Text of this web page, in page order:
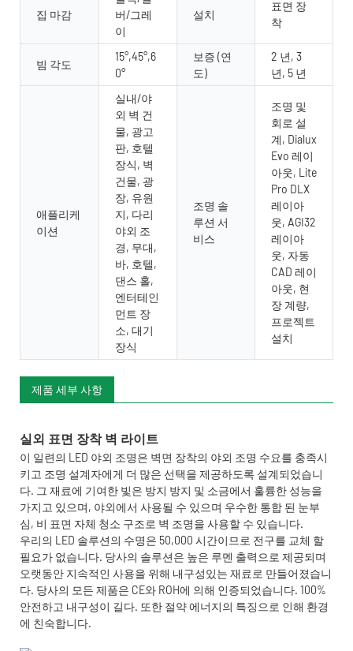
집 마감
버/그레
이
설치
표면 장
착
빔 각도
15°,45°,6
0°
보증 (연
도)
2 년, 3
년, 5 년
애플리케
이션
실내/야
외 벽 건
물, 광고
판, 호텔
장식, 벽
건물, 광
장, 유원
지, 다리
야외 조
경, 무대,
바, 호텔,
댄스 홀,
엔터테인
먼트 장
소, 대기
장식
조명 솔
루션 서
비스
조명 및
회로 설
계, Dialux
Evo 레이
아웃, Lite
Pro DLX
레이아
웃, AGI32
레이아
웃, 자동
CAD 레이
아웃, 현
장 계량,
프로젝트
설치
제품 세부 사항
이 일련의 LED 야외 조명은 벽면 장착의 야외 조명 수요를 충족시
키고 조명 설계자에게 더 많은 선택을 제공하도록 설계되었습니
다. 그 재료에 기여한 빛은 방지 방지 및 소금에서 훌륭한 성능을
가지고 있으며, 야외에서 사용될 수 있으며 우수한 통합 된 눈부
심, 비 표면 자체 청소 구조로 벽 조명을 사용할 수 있습니다.
우리의 LED 솔루션의 수명은 50,000 시간이므로 전구를 교체 할
필요가 없습니다. 당사의 솔루션은 높은 루멘 출력으로 제공되며
오랫동안 지속적인 사용을 위해 내구성있는 재료로 만들어졌습니
다. 당사의 모든 제품은 CE와 ROH에 의해 인증되었습니다. 100%
안전하고 내구성이 길다. 또한 절약 에너지의 특징으로 인해 환경
에 친숙합니다.